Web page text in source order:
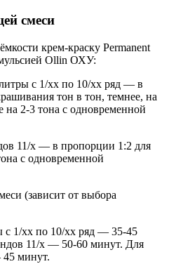
смеси
крем-краску Permanent
Ollin ОХУ:
с 1/хх по 10/хх ряд — в
тон в тон, темнее, на
на 2-3 тона с одновременной
11/х — в пропорции 1:2 для
с одновременной
(зависит от выбора
с 1/хх по 10/хх ряд — 35-45
11/х — 50-60 минут. Для
минут.